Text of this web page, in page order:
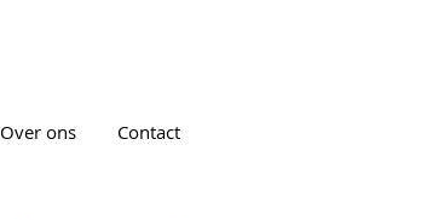
Over ons Contact